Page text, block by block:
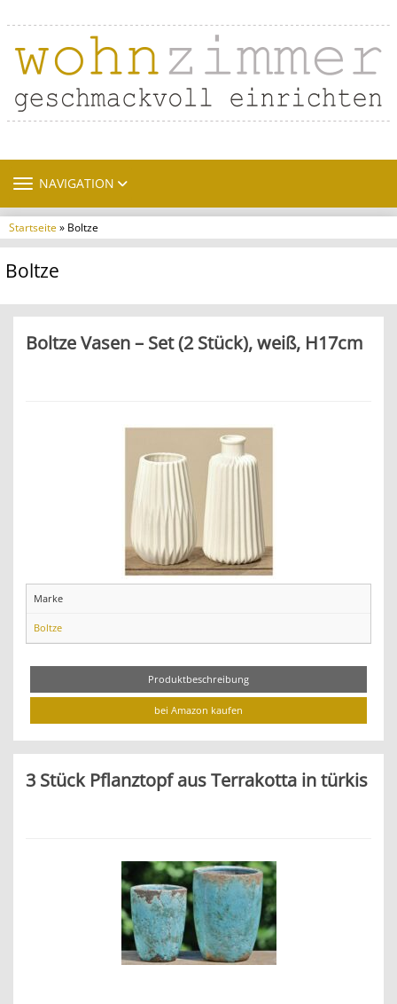
TOGGLE NAVIGATION
NAVIGATION
Startseite» Boltze
Boltze
Boltze Vasen – Set (2 Stück), weiß, H17cm
Marke
Boltze
Produktbeschreibung
bei Amazon kaufen
3 Stück Pflanztopf aus Terrakotta in türkis